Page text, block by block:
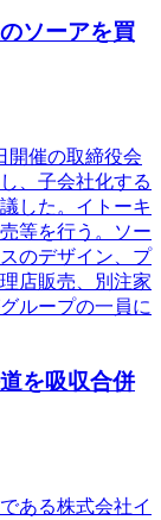
ソーアを買
開催の取締役会
、子会社化する
した。イトーキ
等を行う。ソー
のデザイン、プ
店販売、別注家
ループの一員に
を吸収合併
ある株式会社イ